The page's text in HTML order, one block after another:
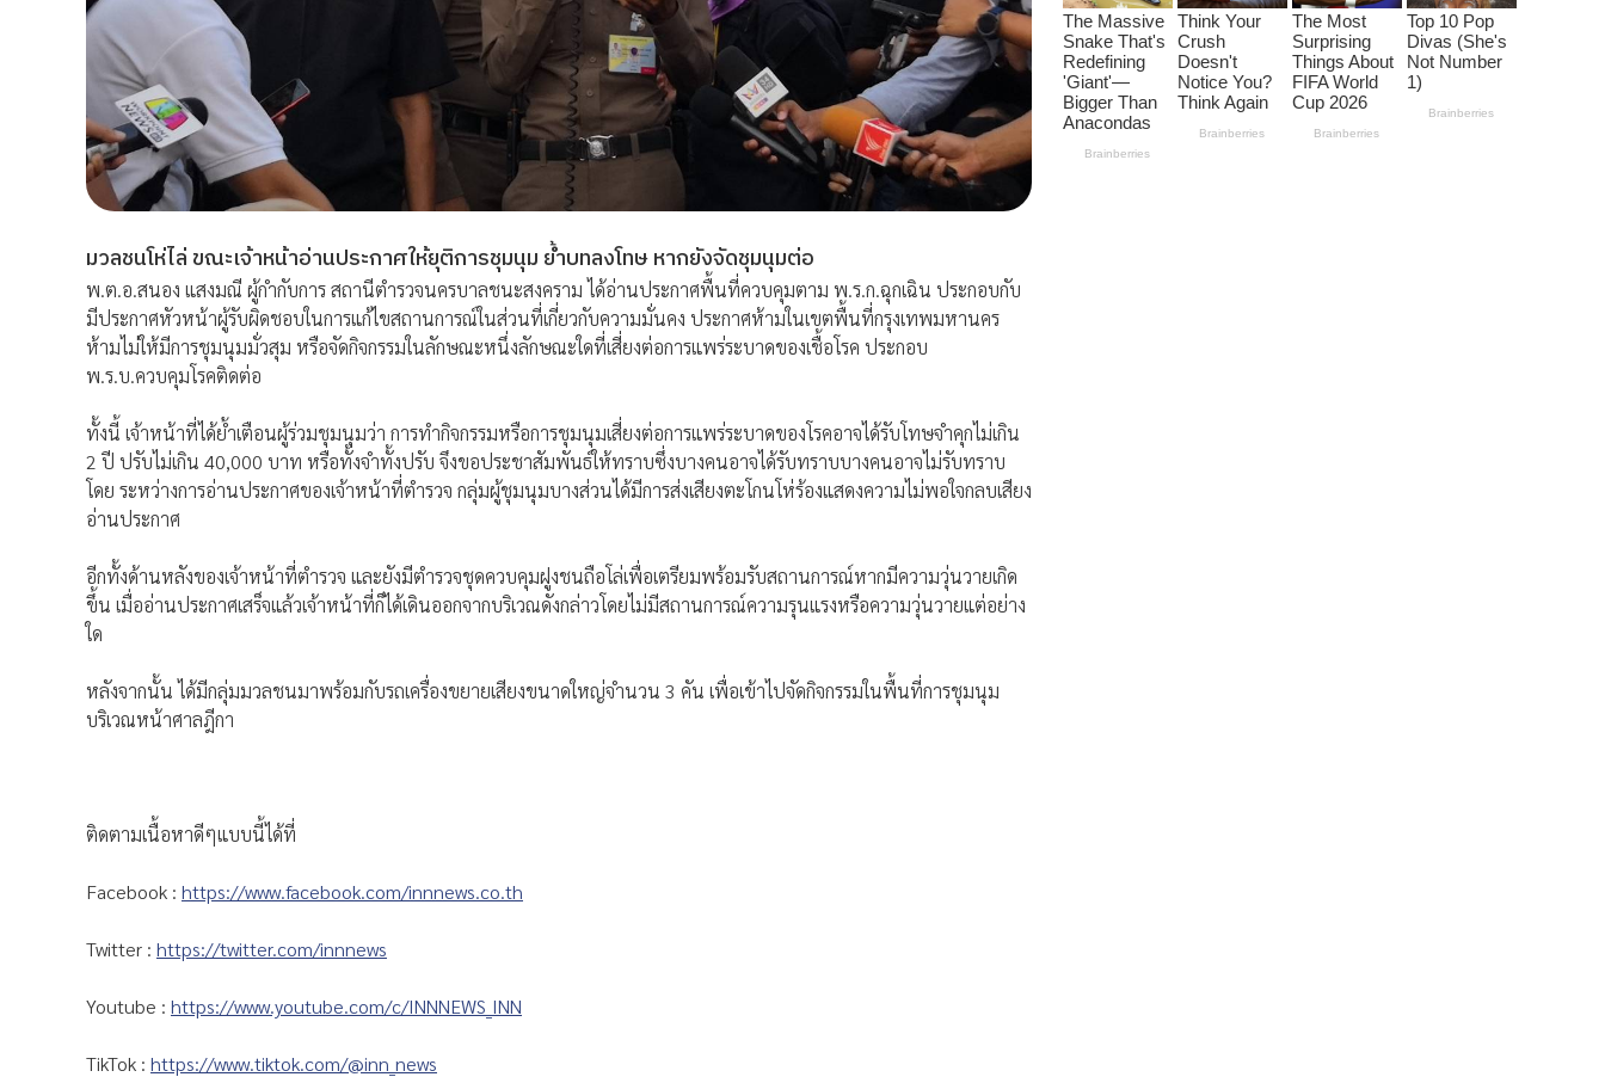
มวลชนโห่ไล่ ขณะเจ้าหน้าอ่านประกาศให้ยุติการชุมนุม ย้ำบทลงโทษ หากยังจัดชุมนุมต่อ
พ.ต.อ.สนอง แสงมณี ผู้กำกับการ สถานีตำรวจนครบาลชนะสงคราม ได้อ่านประกาศพื้นที่ควบคุมตาม พ.ร.ก.ฉุกเฉิน ประกอบกับ
มีประกาศหัวหน้าผู้รับผิดชอบในการแก้ไขสถานการณ์ในส่วนที่เกี่ยวกับความมั่นคง ประกาศห้ามในเขตพื้นที่กรุงเทพมหานคร
ห้ามไม่ให้มีการชุมนุมมั่วสุม หรือจัดกิจกรรมในลักษณะหนึ่งลักษณะใดที่เสี่ยงต่อการแพร่ระบาดของเชื้อโรค ประกอบ
พ.ร.บ.ควบคุมโรคติดต่อ
ทั้งนี้ เจ้าหน้าที่ได้ย้ำเตือนผู้ร่วมชุมนุมว่า การทำกิจกรรมหรือการชุมนุมเสี่ยงต่อการแพร่ระบาดของโรคอาจได้รับโทษจำคุกไม่เกิน
2 ปี ปรับไม่เกิน 40,000 บาท หรือทั้งจำทั้งปรับ จึงขอประชาสัมพันธ์ให้ทราบซึ่งบางคนอาจได้รับทราบบางคนอาจไม่รับทราบ
โดย ระหว่างการอ่านประกาศของเจ้าหน้าที่ตำรวจ กลุ่มผู้ชุมนุมบางส่วนได้มีการส่งเสียงตะโกนโห่ร้องแสดงความไม่พอใจกลบเสียง
อ่านประกาศ
อีกทั้งด้านหลังของเจ้าหน้าที่ตำรวจ และยังมีตำรวจชุดควบคุมฝูงชนถือโล่เพื่อเตรียมพร้อมรับสถานการณ์หากมีความวุ่นวายเกิด
ขึ้น เมื่ออ่านประกาศเสร็จแล้วเจ้าหน้าที่ก็ได้เดินออกจากบริเวณดังกล่าวโดยไม่มีสถานการณ์ความรุนแรงหรือความวุ่นวายแต่อย่าง
ใด
หลังจากนั้น ได้มีกลุ่มมวลชนมาพร้อมกับรถเครื่องขยายเสียงขนาดใหญ่จำนวน 3 คัน เพื่อเข้าไปจัดกิจกรรมในพื้นที่การชุมนุม
บริเวณหน้าศาลฎีกา
ติดตามเนื้อหาดีๆแบบนี้ได้ที่
Facebook : https://www.facebook.com/innnews.co.th
Twitter : https://twitter.com/innnews
Youtube : https://www.youtube.com/c/INNNEWS_INN
TikTok : https://www.tiktok.com/@inn_news